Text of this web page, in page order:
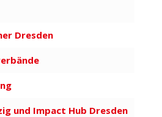
Dresden
und Impact Hub Dresden